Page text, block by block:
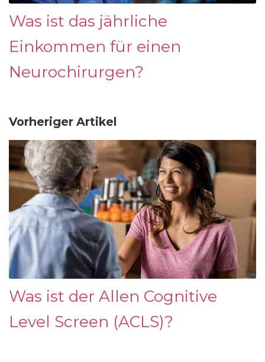
Was ist das jährliche
Einkommen für einen
Neurochirurgen?
Vorheriger Artikel
Was ist der Allen Cognitive
Level Screen (ACLS)?